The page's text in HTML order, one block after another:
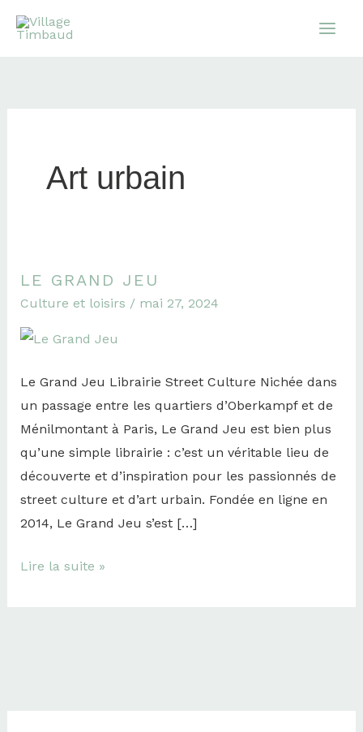
Art urbain
LE GRAND JEU
Culture et loisirs / mai 27, 2024
Le Grand Jeu Librairie Street Culture Nichée dans
un passage entre les quartiers d’Oberkampf et de
Ménilmontant à Paris, Le Grand Jeu est bien plus
qu’une simple librairie : c’est un véritable lieu de
découverte et d’inspiration pour les passionnés de
street culture et d’art urbain. Fondée en ligne en
2014, Le Grand Jeu s’est […]
Le
Grand
Jeu
Lire la suite »